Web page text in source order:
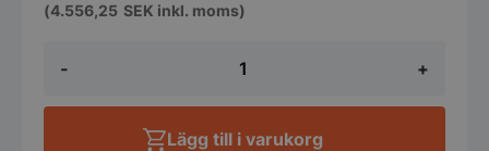
-
dubbel
med
+
(4.556,25 SEK inkl. moms)
Lägg till i varukorg